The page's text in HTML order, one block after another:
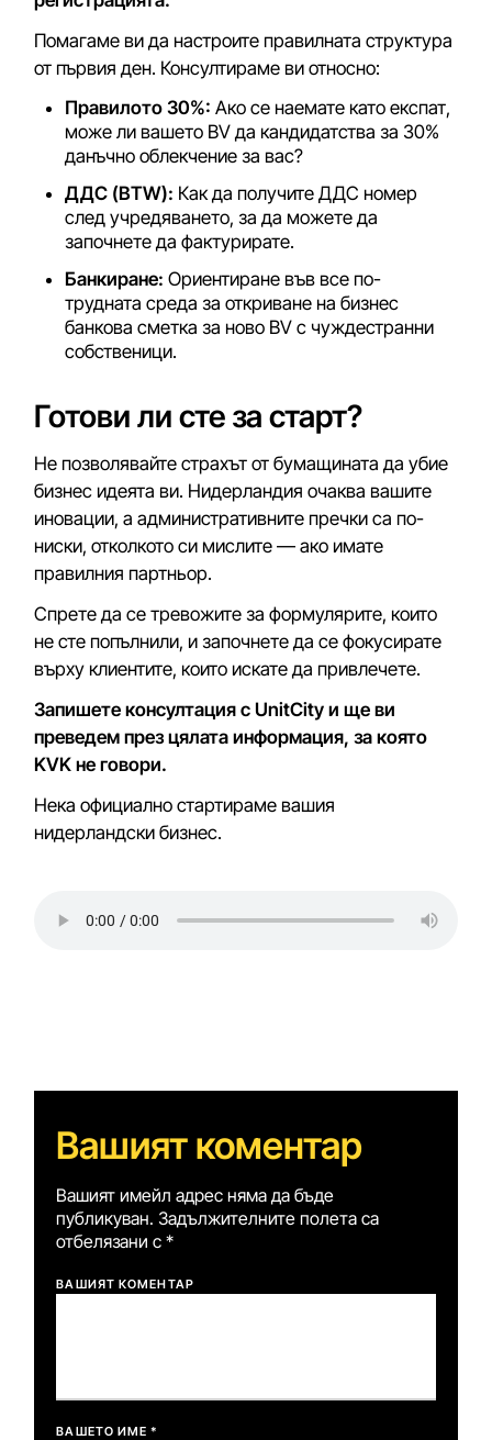
Помагаме ви да настроите правилната структура
от първия ден. Консултираме ви относно:
Правилото 30%: Ако се наемате като експат,
може ли вашето BV да кандидатства за 30%
данъчно облекчение за вас?
ДДС (BTW): Как да получите ДДС номер
след учредяването, за да можете да
започнете да фактурирате.
Банкиране: Ориентиране във все по-
трудната среда за откриване на бизнес
банкова сметка за ново BV с чуждестранни
собственици.
Готови ли сте за старт?
Не позволявайте страхът от бумащината да убие
бизнес идеята ви. Нидерландия очаква вашите
иновации, а административните пречки са по-
ниски, отколкото си мислите — ако имате
правилния партньор.
Спрете да се тревожите за формулярите, които
не сте попълнили, и започнете да се фокусирате
върху клиентите, които искате да привлечете.
Запишете консултация с UnitCity и ще ви
преведем през цялата информация, за която
KVK не говори.
Нека официално стартираме вашия
нидерландски бизнес.
Вашият коментар
Вашият имейл адрес няма да бъде
публикуван. Задължителните полета са
отбелязани с*
ВАШИЯТ КОМЕНТАР
ВАШЕТО ИМЕ *